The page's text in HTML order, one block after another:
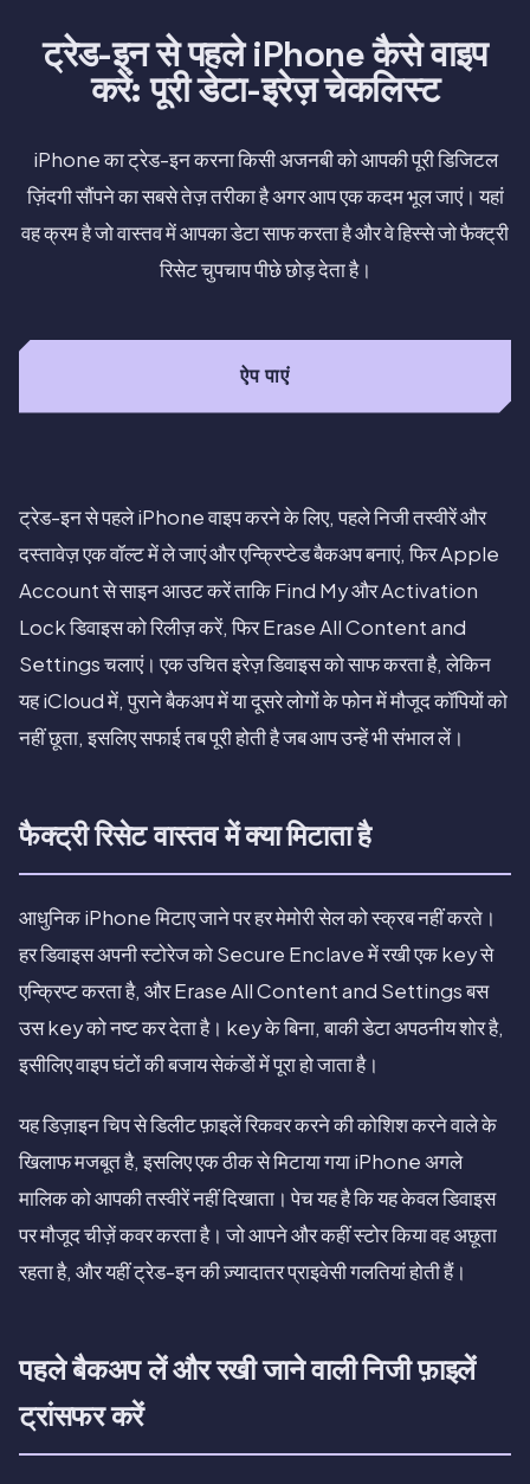
ट्रेड-इन से पहले iPhone कैसे वाइप
करें: पूरी डेटा-इरेज़ चेकलिस्ट
iPhone का ट्रेड-इन करना किसी अजनबी को आपकी पूरी डिजिटल
ज़िंदगी सौंपने का सबसे तेज़ तरीका है अगर आप एक कदम भूल जाएं। यहां
वह क्रम है जो वास्तव में आपका डेटा साफ करता है और वे हिस्से जो फैक्ट्री
रिसेट चुपचाप पीछे छोड़ देता है।
ऐप पाएं
ट्रेड-इन से पहले iPhone वाइप करने के लिए, पहले निजी तस्वीरें और
दस्तावेज़ एक वॉल्ट में ले जाएं और एन्क्रिप्टेड बैकअप बनाएं, फिर Apple
Account से साइन आउट करें ताकि Find My और Activation
Lock डिवाइस को रिलीज़ करें, फिर Erase All Content and
Settings चलाएं। एक उचित इरेज़ डिवाइस को साफ करता है, लेकिन
यह iCloud में, पुराने बैकअप में या दूसरे लोगों के फोन में मौजूद कॉपियों को
नहीं छूता, इसलिए सफाई तब पूरी होती है जब आप उन्हें भी संभाल लें।
फैक्ट्री रिसेट वास्तव में क्या मिटाता है
आधुनिक iPhone मिटाए जाने पर हर मेमोरी सेल को स्क्रब नहीं करते।
हर डिवाइस अपनी स्टोरेज को Secure Enclave में रखी एक key से
एन्क्रिप्ट करता है, और Erase All Content and Settings बस
उस key को नष्ट कर देता है। key के बिना, बाकी डेटा अपठनीय शोर है,
इसीलिए वाइप घंटों की बजाय सेकंडों में पूरा हो जाता है।
यह डिज़ाइन चिप से डिलीट फ़ाइलें रिकवर करने की कोशिश करने वाले के
खिलाफ मजबूत है, इसलिए एक ठीक से मिटाया गया iPhone अगले
मालिक को आपकी तस्वीरें नहीं दिखाता। पेच यह है कि यह केवल डिवाइस
पर मौजूद चीज़ें कवर करता है। जो आपने और कहीं स्टोर किया वह अछूता
रहता है, और यहीं ट्रेड-इन की ज़्यादातर प्राइवेसी गलतियां होती हैं।
पहले बैकअप लें और रखी जाने वाली निजी फ़ाइलें
ट्रांसफर करें